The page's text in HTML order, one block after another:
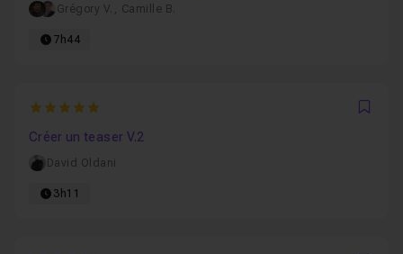
Grégory V. , Camille B.
7h44
5
Créer un teaser V.2
David Oldani
3h11